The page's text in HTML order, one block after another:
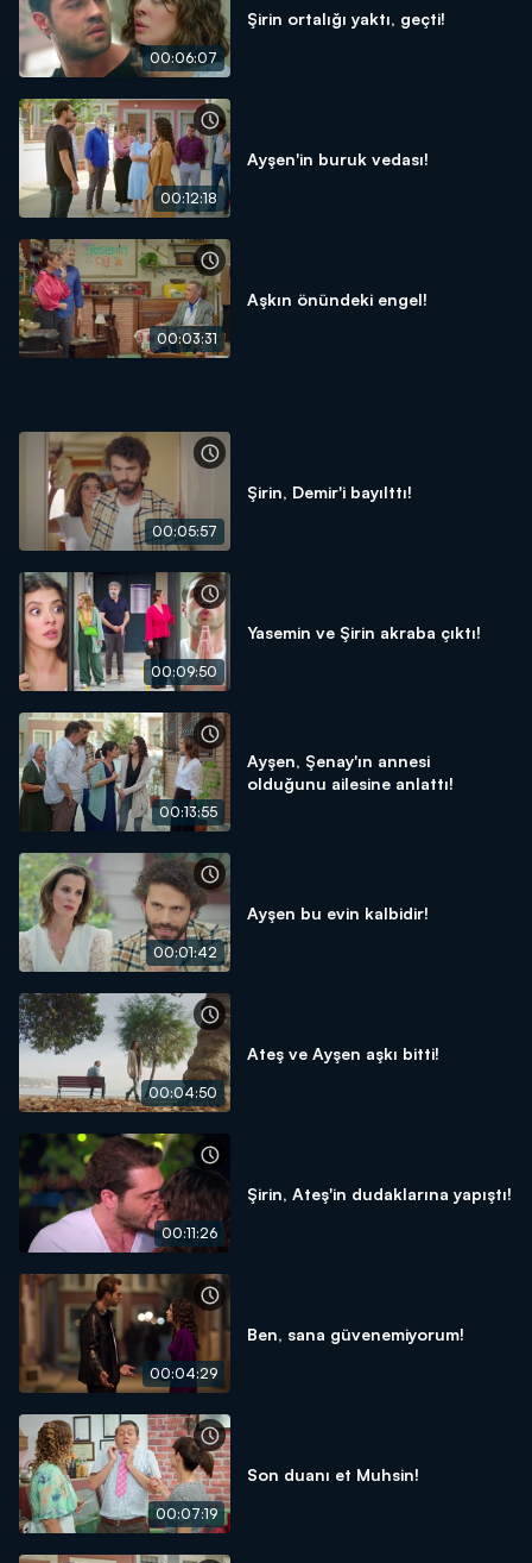
00:06:07
Şirin ortalığı yaktı, geçti!
00:12:18
Ayşen'in buruk vedası!
00:03:31
Aşkın önündeki engel!
00:05:57
Şirin, Demir'i bayılttı!
00:09:50
Yasemin ve Şirin akraba çıktı!
00:13:55
Ayşen, Şenay'ın annesi
olduğunu ailesine anlattı!
00:01:42
Ayşen bu evin kalbidir!
00:04:50
Ateş ve Ayşen aşkı bitti!
00:11:26
Şirin, Ateş'in dudaklarına yapıştı!
00:04:29
Ben, sana güvenemiyorum!
00:07:19
Son duanı et Muhsin!